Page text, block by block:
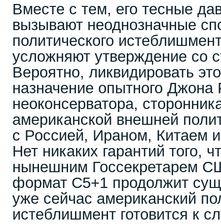
Вместе с тем, его тесные
вызывают неоднозначные
политического
усложняют утверждение со
Вероятно, ликвидировать
назначение опытного Джона
неоконсерватора,
американской внешней
с Россией, Ираном, Китаем
Нет никаких гарантий того,
нынешним Госсекретарем
формат С5+1 продолжит
уже сейчас американский
истеблишмент готовится к